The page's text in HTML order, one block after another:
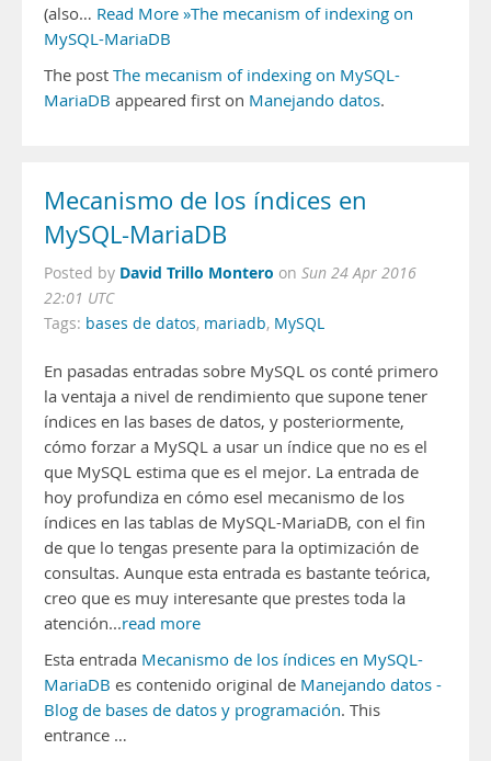
(also… Read More »The mecanism of indexing on
MySQL-MariaDB
The post The mecanism of indexing on MySQL-
MariaDB appeared first on Manejando datos.
Mecanismo de los índices en
MySQL-MariaDB
Posted by David Trillo Montero on Sun 24 Apr 2016
22:01 UTC
Tags: bases de datos, mariadb, MySQL
En pasadas entradas sobre MySQL os conté primero
la ventaja a nivel de rendimiento que supone tener
índices en las bases de datos, y posteriormente,
cómo forzar a MySQL a usar un índice que no es el
que MySQL estima que es el mejor. La entrada de
hoy profundiza en cómo esel mecanismo de los
índices en las tablas de MySQL-MariaDB, con el fin
de que lo tengas presente para la optimización de
consultas. Aunque esta entrada es bastante teórica,
creo que es muy interesante que prestes toda la
atención...read more
Esta entrada Mecanismo de los índices en MySQL-
MariaDB es contenido original de Manejando datos -
Blog de bases de datos y programación. This
entrance …